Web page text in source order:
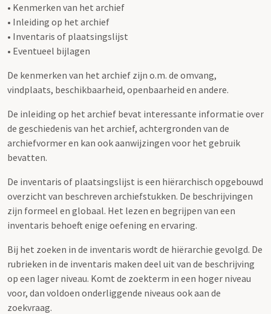
• Kenmerken van het archief
• Inleiding op het archief
• Inventaris of plaatsingslijst
• Eventueel bijlagen
De kenmerken van het archief zijn o.m. de omvang,
vindplaats, beschikbaarheid, openbaarheid en andere.
De inleiding op het archief bevat interessante informatie over
de geschiedenis van het archief, achtergronden van de
archiefvormer en kan ook aanwijzingen voor het gebruik
bevatten.
De inventaris of plaatsingslijst is een hiërarchisch opgebouwd
overzicht van beschreven archiefstukken. De beschrijvingen
zijn formeel en globaal. Het lezen en begrijpen van een
inventaris behoeft enige oefening en ervaring.
Bij het zoeken in de inventaris wordt de hiërarchie gevolgd. De
rubrieken in de inventaris maken deel uit van de beschrijving
op een lager niveau. Komt de zoekterm in een hoger niveau
voor, dan voldoen onderliggende niveaus ook aan de
zoekvraag.